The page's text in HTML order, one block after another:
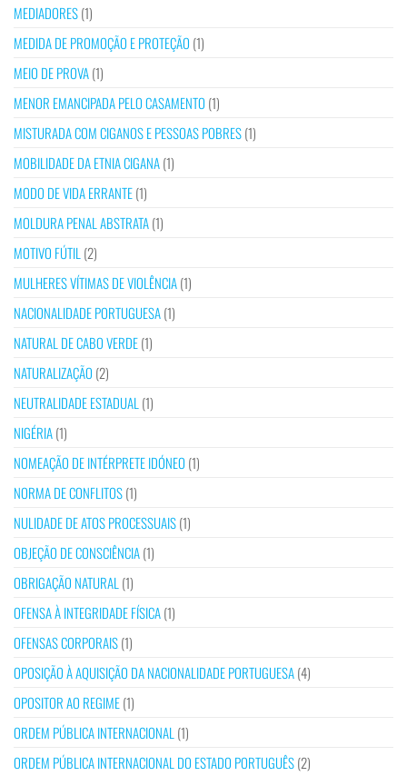
MEDIADORES(1)
MEDIDA DE PROMOÇÃO E PROTEÇÃO (1)
MEIO DE PROVA(1)
MENOR EMANCIPADA PELO CASAMENTO (1)
MISTURADA COM CIGANOS E PESSOAS POBRES(1)
MOBILIDADE DA ETNIA CIGANA(1)
MODO DE VIDA ERRANTE(1)
MOLDURA PENAL ABSTRATA(1)
MOTIVO FÚTIL (2)
MULHERES VÍTIMAS DE VIOLÊNCIA(1)
NACIONALIDADE PORTUGUESA(1)
NATURAL DE CABO VERDE(1)
NATURALIZAÇÃO (2)
NEUTRALIDADE ESTADUAL (1)
NIGÉRIA(1)
NOMEAÇÃO DE INTÉRPRETE IDÓNEO (1)
NORMA DE CONFLITOS(1)
NULIDADE DE ATOS PROCESSUAIS(1)
OBJEÇÃO DE CONSCIÊNCIA(1)
OBRIGAÇÃO NATURAL (1)
OFENSA À INTEGRIDADE FÍSICA(1)
OFENSAS CORPORAIS(1)
OPOSIÇÃO À AQUISIÇÃO DA NACIONALIDADE PORTUGUESA(4)
OPOSITOR AO REGIME(1)
ORDEM PÚBLICA INTERNACIONAL (1)
ORDEM PÚBLICA INTERNACIONAL DO ESTADO PORTUGUÊS(2)